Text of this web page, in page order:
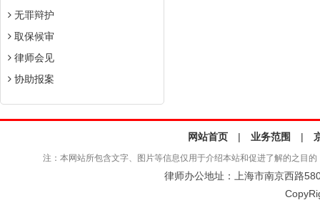
无罪辩护
取保候审
律师会见
协助报案
网站首页 | 业务范围 |
注：本网站所包含文字、图片等信息仅用于介绍本站和促进了解的之目
律师办公地址：上海市南京西路